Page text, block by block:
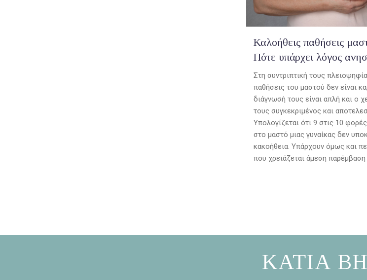
Καλοήθεις παθήσεις
Πότε υπάρχει λόγος
Στη συντριπτική τους
παθήσεις του μαστού δεν είναι
διάγνωσή τους είναι απλή και ο
τους συγκεκριμένος και
Υπολογίζεται ότι 9 στις 10
στο μαστό μιας γυναίκας δεν
κακοήθεια. Υπάρχουν όμως και
που χρειάζεται άμεση παρέμβαση
ΚΑΤΙΑ